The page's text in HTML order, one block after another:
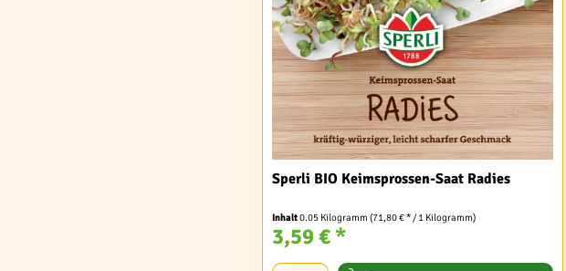
Sperli BIO Keimsprossen-Saat Radies
Inhalt0.05 Kilogramm(71,80 € * / 1 Kilogramm)
3,59 € *